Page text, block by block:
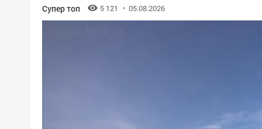
Супер топ 5 121 05.08.2026